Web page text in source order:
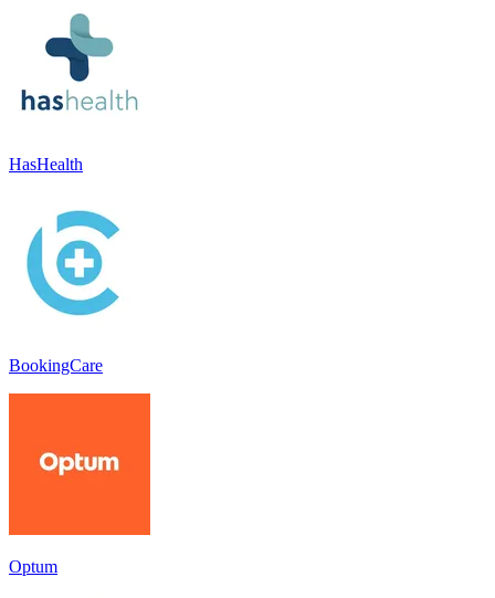
HasHealth
BookingCare
Optum